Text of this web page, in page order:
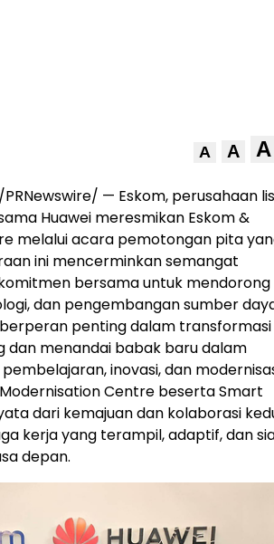
A A A
/PRNewswire/ — Eskom, perusahaan
Huawei meresmikan Eskom &
melalui acara pemotongan pita
ini mencerminkan semangat
bersama untuk mendorong
dan pengembangan sumber
berperan penting dalam transformasi
dan menandai babak baru dalam
inovasi, dan
Centre beserta Smart
dari kemajuan dan kolaborasi
kerja yang terampil, adaptif, dan
depan.